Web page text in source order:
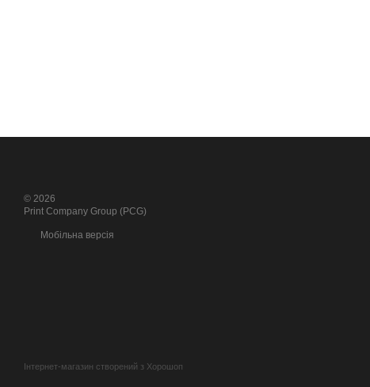
© 2026
Print Company Group (PCG)
Мобільна версія
Інтернет-магазин створений з Хорошоп